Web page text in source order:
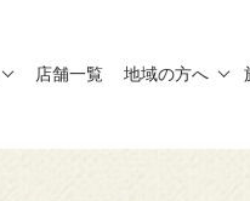
店舗一覧 地域の方へ